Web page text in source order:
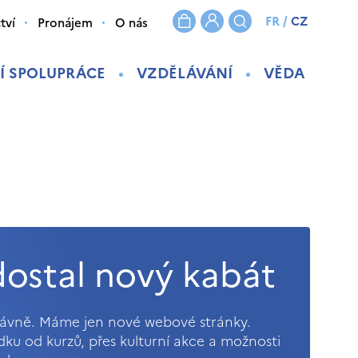
SPOLUPRÁCE VZDĚLÁVÁNÍ VĚDA
Pronájem O nás FR/CZ
nový kabát
Máme jen nové webové stránky.
od kurzů, přes kulturní akce a možnosti